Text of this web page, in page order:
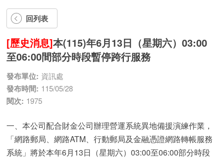
回列表
[歷史消息]本(115)年6月13日（星期六）03:00
至06:00間部分時段暫停跨行服務
發布單位: 資訊處
發布時間: 115/05/28
閱次: 1975
一、本公司配合財金公司辦理營運系統異地備援演練作業，
「網路郵局、網路ATM、行動郵局及金融憑證網路轉帳服務
系統」將於本年6月13日（星期六）03:00至06:00部分時段